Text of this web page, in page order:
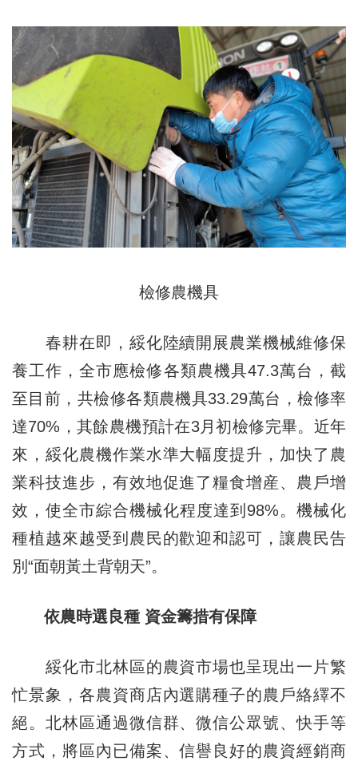
檢修農機具
春耕在即，綏化陸續開展農業機械維修保
養工作，全市應檢修各類農機具47.3萬台，截
至目前，共檢修各類農機具33.29萬台，檢修率
達70%，其餘農機預計在3月初檢修完畢。近年
來，綏化農機作業水準大幅度提升，加快了農
業科技進步，有效地促進了糧食增産、農戶增
效，使全市綜合機械化程度達到98%。機械化
種植越來越受到農民的歡迎和認可，讓農民告
別“面朝黃土背朝天”。
依農時選良種 資金籌措有保障
綏化市北林區的農資市場也呈現出一片繁
忙景象，各農資商店內選購種子的農戶絡繹不
絕。北林區通過微信群、微信公眾號、快手等
方式，將區內已備案、信譽良好的農資經銷商